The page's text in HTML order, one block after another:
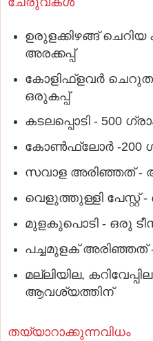
ഉരുളക്കിഴങ്ങ് ചെറിയ
അരക്കപ്പ്
കോളിഫ്‌ളവര്‍
ഒരുകപ്പ്
കടലപ്പൊടി - 500
കോണ്‍ഫ്‌ലോര്‍ -200
സവാള അരിഞ്ഞത് -
വെളുത്തുള്ളി
മുളകുപൊടി - ഒരു
പച്ചമുളക് അരിഞ്ഞത് -
മല്ലിയില,
ആവശ്യത്തിന്
തയ്യാറാക്കുന്നവിധം